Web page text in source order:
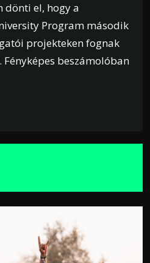
dönti el, hogy a
Program második
projekteken fognak
beszámolóban